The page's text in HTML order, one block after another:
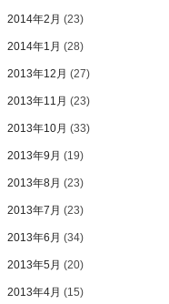
2014年2月 (23)
2014年1月 (28)
2013年12月 (27)
2013年11月 (23)
2013年10月 (33)
2013年9月 (19)
2013年8月 (23)
2013年7月 (23)
2013年6月 (34)
2013年5月 (20)
2013年4月 (15)